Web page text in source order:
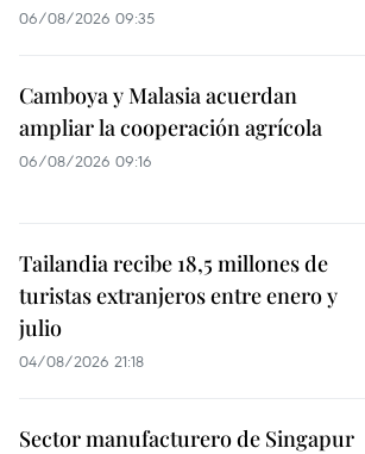
06/08/2026 09:35
Camboya y Malasia acuerdan
ampliar la cooperación agrícola
06/08/2026 09:16
Tailandia recibe 18,5 millones de
turistas extranjeros entre enero y
julio
04/08/2026 21:18
Sector manufacturero de Singapur